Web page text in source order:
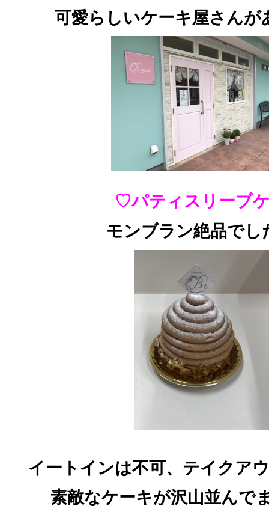
可愛らしいケーキ屋さんが
♡パティスリーブ
モンブラン絶品でし
イートインは不可、テイクア
素敵なケーキが沢山並んで